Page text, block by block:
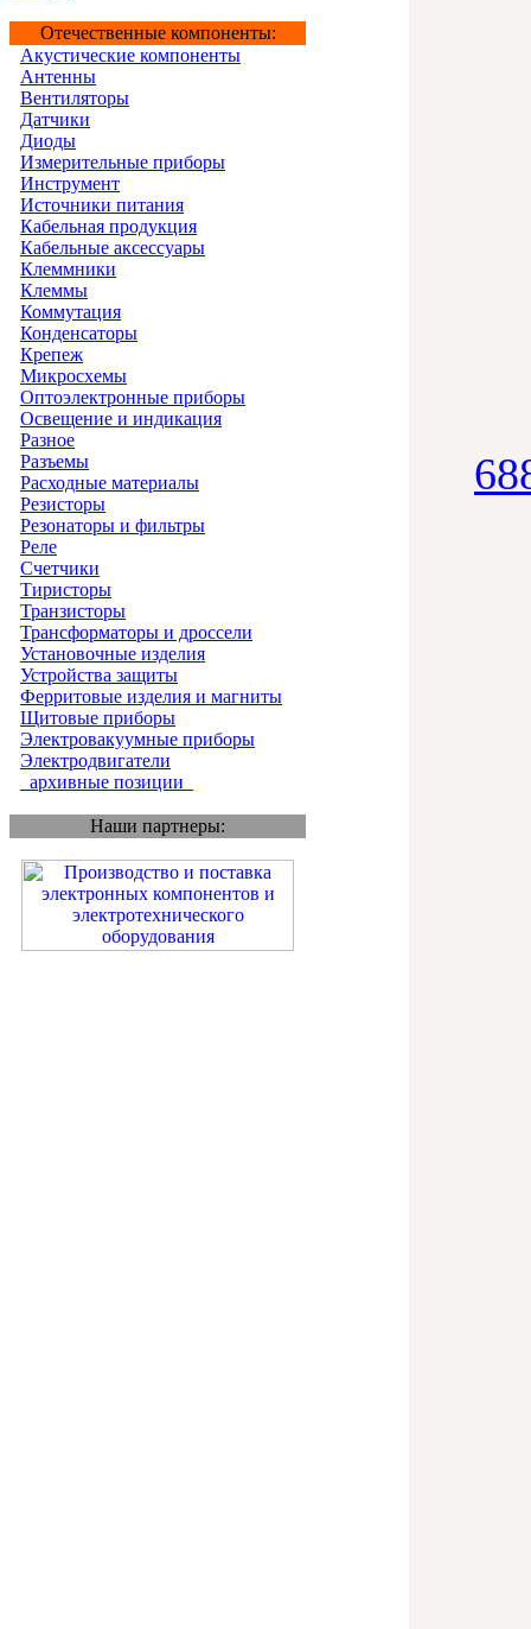
Отечественные компоненты:
Акустические компоненты
Антенны
Вентиляторы
Датчики
Диоды
Измерительные приборы
Инструмент
Источники питания
Кабельная продукция
Кабельные аксессуары
Клеммники
Клеммы
Коммутация
Конденсаторы
Крепеж
Микросхемы
Оптоэлектронные приборы
Освещение и индикация
Разное
Разъемы
Расходные материалы
Резисторы
Резонаторы и фильтры
Реле
Счетчики
Тиристоры
Транзисторы
Трансформаторы и дроссели
Установочные изделия
Устройства защиты
Ферритовые изделия и магниты
Щитовые приборы
Электровакуумные приборы
Электродвигатели
_архивные позиции_
Наши партнеры: